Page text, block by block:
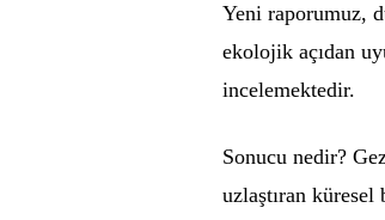
Yeni raporumuz,
ekolojik açıdan
incelemektedir.
Sonucu nedir?
uzlaştıran